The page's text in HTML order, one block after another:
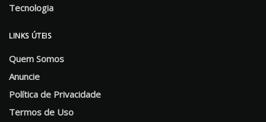
Tecnologia
LINKS ÚTEIS
Quem Somos
Anuncie
Política de Privacidade
Termos de Uso